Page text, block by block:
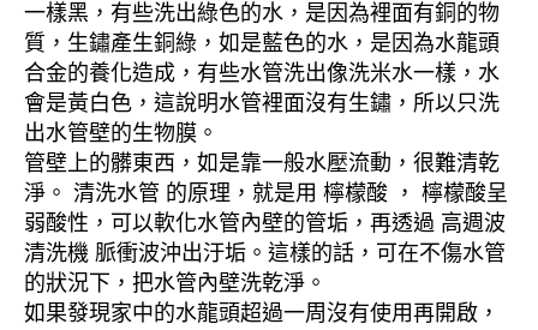
一樣黑，有些洗出綠色的水，是因為裡面有銅的物
質，生鏽產生銅綠，如是藍色的水，是因為水龍頭
合金的養化造成，有些水管洗出像洗米水一樣，水
會是黃白色，這說明水管裡面沒有生鏽，所以只洗
出水管壁的生物膜。
管壁上的髒東西，如是靠一般水壓流動，很難清乾
淨。 清洗水管 的原理，就是用 檸檬酸 ， 檸檬酸呈
弱酸性，可以軟化水管內壁的管垢，再透過 高週波
清洗機 脈衝波沖出汙垢。這樣的話，可在不傷水管
的狀況下，把水管內壁洗乾淨。
如果發現家中的水龍頭超過一周沒有使用再開啟，